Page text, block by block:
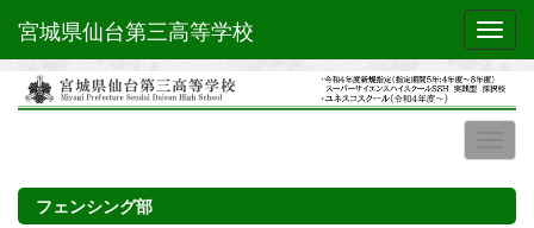
宮城県仙台第三高等学校
フェンシング部